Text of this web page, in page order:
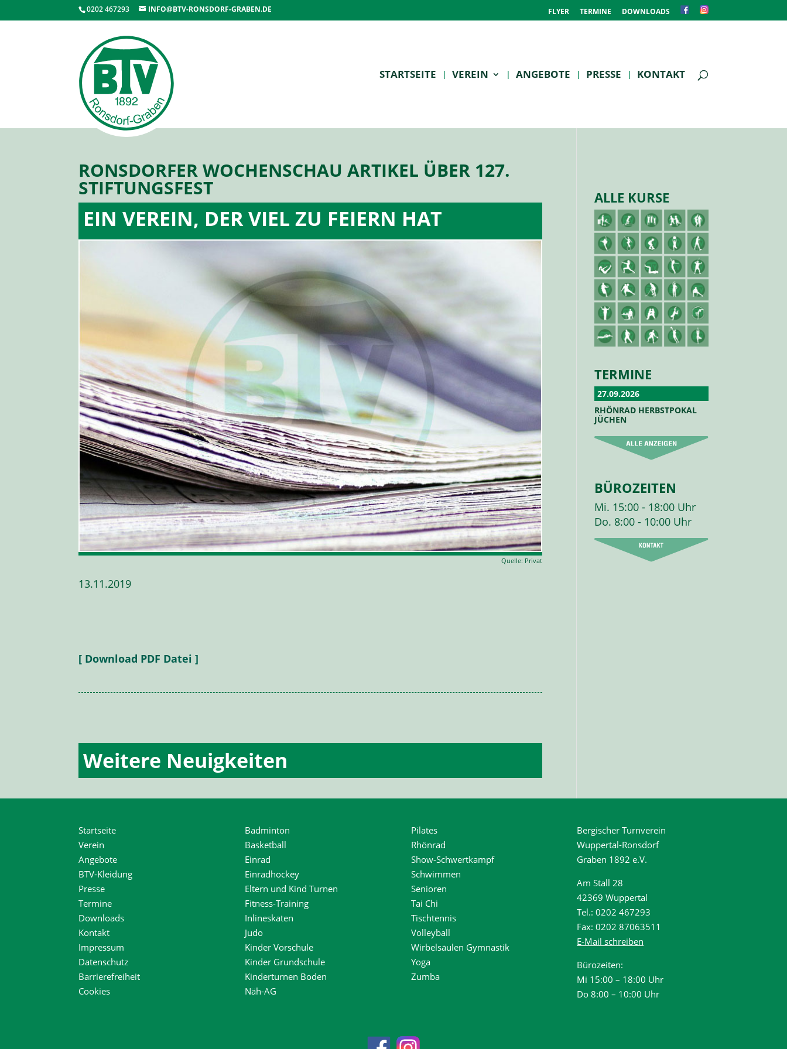
0202 467293 INFO@BTV-RONSDORF-GRABEN.DE FLYER TERMINE DOWNLOADS
STARTSEITE VEREIN ANGEBOTE PRESSE KONTAKT
RONSDORFER WOCHENSCHAU ARTIKEL ÜBER 127.
STIFTUNGSFEST
EIN VEREIN, DER VIEL ZU FEIERN HAT
Quelle: Privat
13.11.2019
[ Download PDF Datei ]
Weitere Neuigkeiten
ALLE KURSE
TERMINE
27.09.2026
RHÖNRAD HERBSTPOKAL
JÜCHEN
BÜROZEITEN
Mi. 15:00 - 18:00 Uhr
Do. 8:00 - 10:00 Uhr
Startseite
Verein
Angebote
BTV-Kleidung
Presse
Termine
Downloads
Kontakt
Impressum
Datenschutz
Barrierefreiheit
Cookies
Badminton
Basketball
Einrad
Einradhockey
Eltern und Kind Turnen
Fitness-Training
Inlineskaten
Judo
Kinder Vorschule
Kinder Grundschule
Kinderturnen Boden
Näh-AG
Pilates
Rhönrad
Show-Schwertkampf
Schwimmen
Senioren
Tai Chi
Tischtennis
Volleyball
Wirbelsäulen Gymnastik
Yoga
Zumba
Bergischer Turnverein
Wuppertal-Ronsdorf
Graben 1892 e.V.
Am Stall 28
42369 Wuppertal
Tel.: 0202 467293
Fax: 0202 87063511
E-Mail schreiben
Bürozeiten:
Mi 15:00 – 18:00 Uhr
Do 8:00 – 10:00 Uhr